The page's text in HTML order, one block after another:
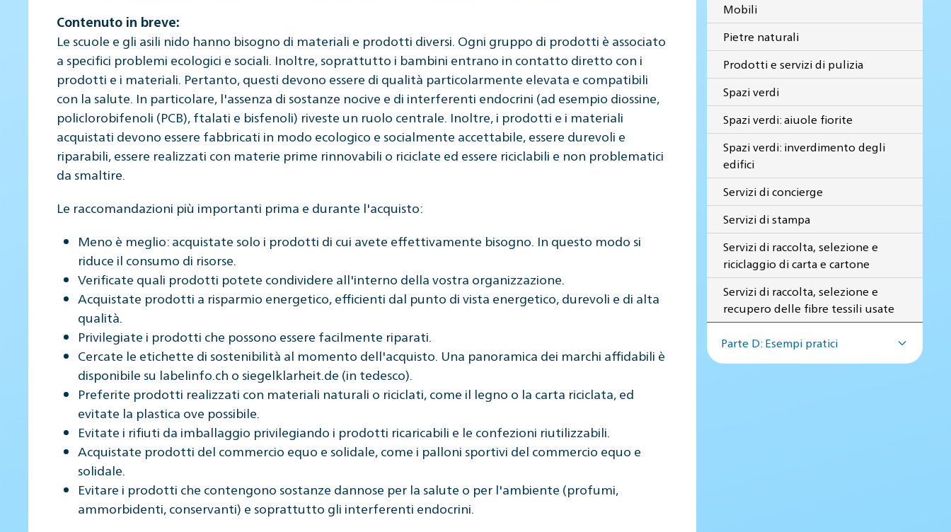
Contenuto in breve:
Le scuole e gli asili nido hanno bisogno di materiali e prodotti diversi. Ogni gruppo di prodotti è associato
a specifici problemi ecologici e sociali. Inoltre, soprattutto i bambini entrano in contatto diretto con i
prodotti e i materiali. Pertanto, questi devono essere di qualità particolarmente elevata e compatibili
con la salute. In particolare, l'assenza di sostanze nocive e di interferenti endocrini (ad esempio diossine,
policlorobifenoli (PCB), ftalati e bisfenoli) riveste un ruolo centrale. Inoltre, i prodotti e i materiali
acquistati devono essere fabbricati in modo ecologico e socialmente accettabile, essere durevoli e
riparabili, essere realizzati con materie prime rinnovabili o riciclate ed essere riciclabili e non problematici
da smaltire.
Le raccomandazioni più importanti prima e durante l'acquisto:
Meno è meglio: acquistate solo i prodotti di cui avete effettivamente bisogno. In questo modo si
riduce il consumo di risorse.
Verificate quali prodotti potete condividere all'interno della vostra organizzazione.
Acquistate prodotti a risparmio energetico, efficienti dal punto di vista energetico, durevoli e di alta
qualità.
Privilegiate i prodotti che possono essere facilmente riparati.
Cercate le etichette di sostenibilità al momento dell'acquisto. Una panoramica dei marchi affidabili è
disponibile su labelinfo.ch o siegelklarheit.de (in tedesco).
Preferite prodotti realizzati con materiali naturali o riciclati, come il legno o la carta riciclata, ed
evitate la plastica ove possibile.
Evitate i rifiuti da imballaggio privilegiando i prodotti ricaricabili e le confezioni riutilizzabili.
Acquistate prodotti del commercio equo e solidale, come i palloni sportivi del commercio equo e
solidale.
Evitare i prodotti che contengono sostanze dannose per la salute o per l'ambiente (profumi,
ammorbidenti, conservanti) e soprattutto gli interferenti endocrini.
Mobili
Pietre naturali
Prodotti e servizi di pulizia
Spazi verdi
Spazi verdi: aiuole fiorite
Spazi verdi: inverdimento degli
edifici
Servizi di concierge
Servizi di stampa
Servizi di raccolta, selezione e
riciclaggio di carta e cartone
Servizi di raccolta, selezione e
recupero delle fibre tessili usate
Parte D: Esempi pratici